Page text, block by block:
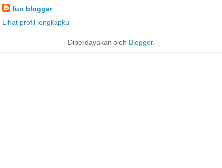
fun blogger
Lihat profil lengkapku
Diberdayakan oleh Blogger.